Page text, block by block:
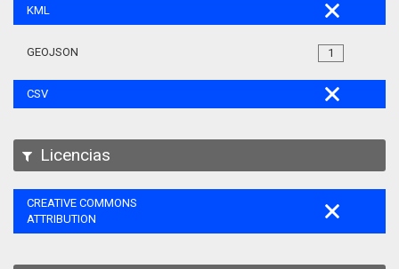
KML
1
GEOJSON
CSV
Licencias
CREATIVE COMMONS
ATTRIBUTION